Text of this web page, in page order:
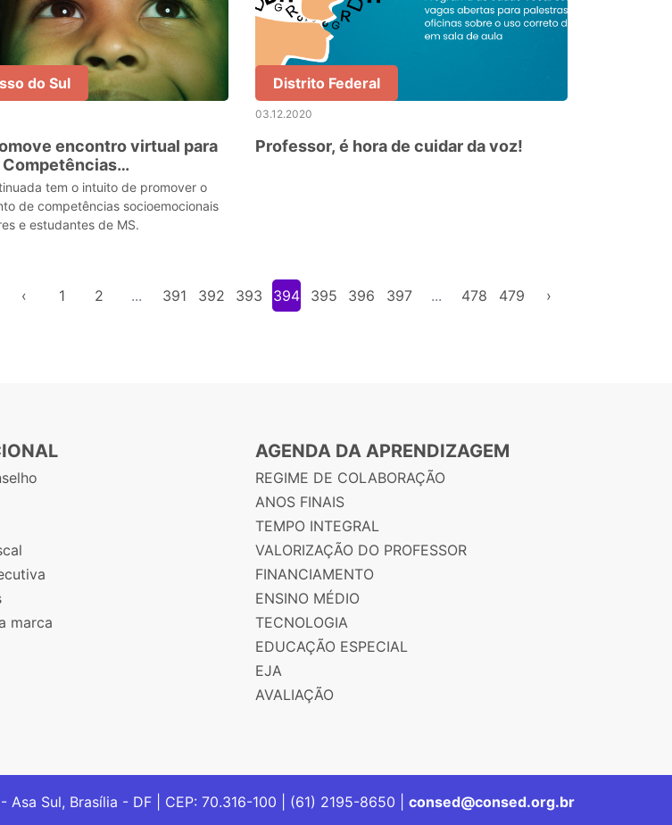
do Sul
encontro virtual para
tem o intuito de promover o
de competências socioemocionais
e estudantes de MS.
Distrito Federal
03.12.2020
Professor, é hora de cuidar da voz!
‹ 1 2 ... 391 392 393 394 395 396 397 ... 478 479 ›
marca
AGENDA DA APRENDIZAGEM
REGIME DE COLABORAÇÃO
ANOS FINAIS
TEMPO INTEGRAL
VALORIZAÇÃO DO PROFESSOR
FINANCIAMENTO
ENSINO MÉDIO
TECNOLOGIA
EDUCAÇÃO ESPECIAL
EJA
AVALIAÇÃO
Sul, Brasília - DF | CEP: 70.316-100 | (61) 2195-8650 | consed@consed.org.br